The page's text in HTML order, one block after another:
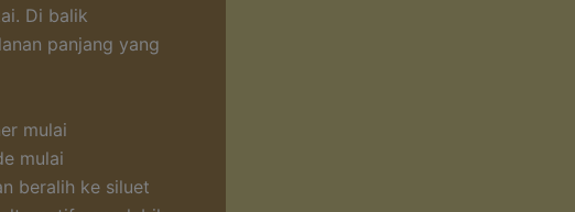
Di balik
panjang yang
mulai
mulai
beralih ke siluet